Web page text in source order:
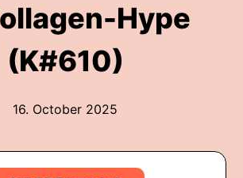
Hype
(K#610)
16. October 2025